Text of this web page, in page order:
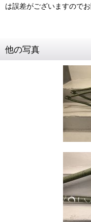
は誤差がございますので
他の写真